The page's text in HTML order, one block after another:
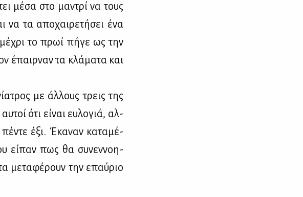
μέ­σα στο μα­ντρί να τους
να τα απο­χαι­ρε­τή­σει ένα
το πρωί πή­γε ως την
έπαιρ­ναν τα κλά­μα­τα και
με άλ­λους τρεις της
ότι εί­ναι ευ­λο­γιά, αλ­
έξι. Έκα­ναν κα­τα­μέ­
εί­παν πως θα συ­νεν­νοη­
με­τα­φέ­ρουν την επαύ­ριο